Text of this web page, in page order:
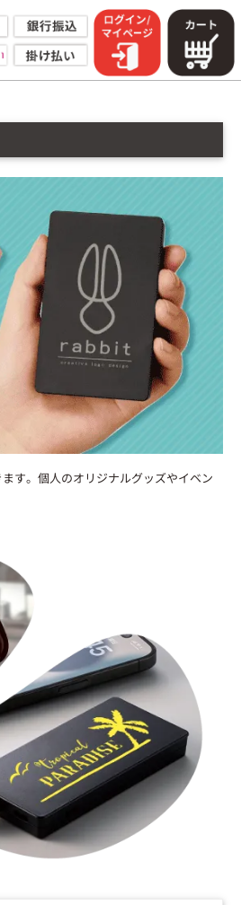
す。個人のオリジナルグッズやイベン